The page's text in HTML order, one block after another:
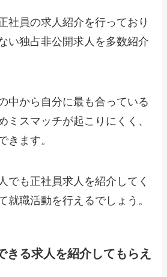
社員の求人紹介を行っており
い独占非公開求人を多数紹介
中から自分に最も合っている
ミスマッチが起こりにくく、
きます。
でも正社員求人を紹介してく
就職活動を行えるでしょう。
きる求人を紹介してもらえ